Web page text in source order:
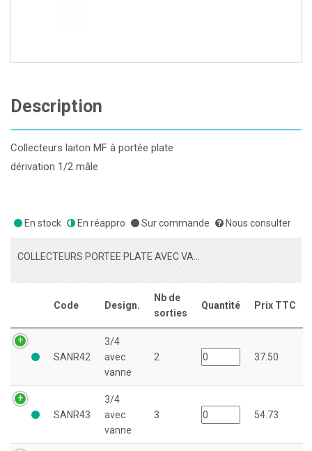
Description
Collecteurs laiton MF à portée plate
dérivation 1/2 mâle
En stock En réappro Sur commande Nous consulter
COLLECTEURS PORTEE PLATE AVEC VANNE
Code Design.
Nb de
sorties
Quantité Prix TTC
SANR42
3/4
avec
vanne
2 37.50
SANR43
3/4
avec
vanne
3 54.73